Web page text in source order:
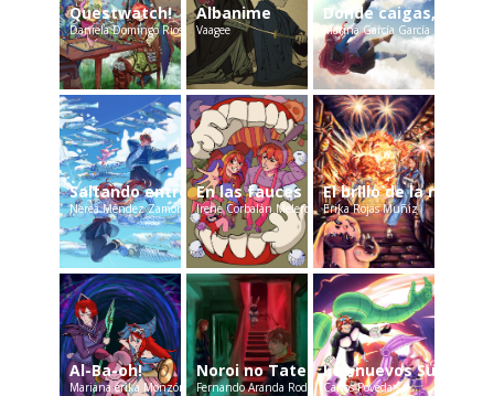
Questwatch!
Daniela Domingo Rios
Albanime
Vaagee
Donde caigas, voy
Marina García García
Saltando entre nubes y escamas
Nerea Méndez Zamora
En las fauces del mundo digital
Irene Corbalán Melero
El brillo de la noches
Erika Rojas Muñiz
Al-Ba-oh!
Mariana érika Monzón
Noroi no Tatemono
Fernando Aranda Rodríguez
Los nuevos Super
Carlos Poveda